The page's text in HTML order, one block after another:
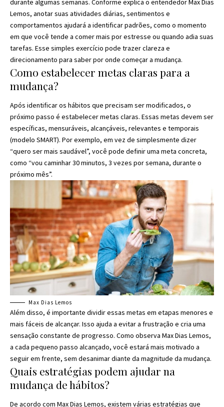
durante algumas semanas. Conforme explica o entendedor Max Dias
Lemos, anotar suas atividades diárias, sentimentos e
comportamentos ajudará a identificar padrões, como o momento
em que você tende a comer mais por estresse ou quando adia suas
tarefas. Esse simples exercício pode trazer clareza e
direcionamento para saber por onde começar a mudança.
Como estabelecer metas claras para a
mudança?
Após identificar os hábitos que precisam ser modificados, o
próximo passo é estabelecer metas claras. Essas metas devem ser
específicas, mensuráveis, alcançáveis, relevantes e temporais
(modelo SMART). Por exemplo, em vez de simplesmente dizer
“quero ser mais saudável”, você pode definir uma meta concreta,
como “vou caminhar 30 minutos, 3 vezes por semana, durante o
próximo mês”.
Max Dias Lemos
Além disso, é importante dividir essas metas em etapas menores e
mais fáceis de alcançar. Isso ajuda a evitar a frustração e cria uma
sensação constante de progresso. Como observa Max Dias Lemos,
a cada pequeno passo alcançado, você estará mais motivado a
seguir em frente, sem desanimar diante da magnitude da mudança.
Quais estratégias podem ajudar na
mudança de hábitos?
De acordo com Max Dias Lemos, existem várias estratégias que